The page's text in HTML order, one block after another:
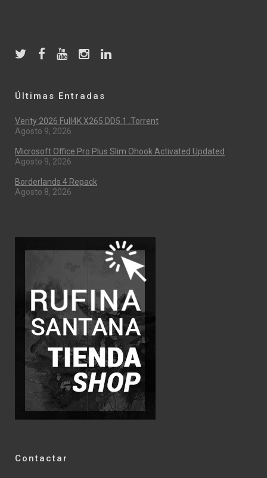
Últimas Entradas
Verity 2026 Full4K X265 DD5.1 .torrent
Agosto 9, 2026
Microsoft Office Pro Plus Slim Ohook Activated Updated
Agosto 9, 2026
Borderlands 4 Repack
Agosto 8, 2026
Contactar